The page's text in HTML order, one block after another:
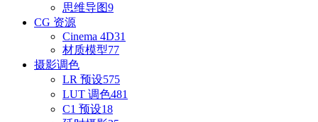
思维导图9
CG 资源
Cinema 4D31
材质模型77
摄影调色
LR 预设575
LUT 调色481
C1 预设18